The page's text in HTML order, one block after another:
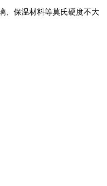
、保温材料等莫氏硬度不大